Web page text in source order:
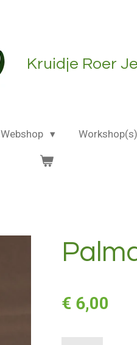
Kruidje Roer
Webshop Workshop(s)
€ 6,00